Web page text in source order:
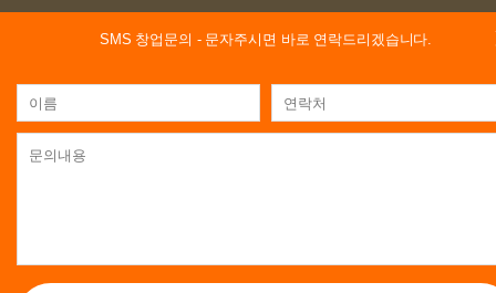
SMS 창업문의 - 문자주시면 바로 연락드리겠습니다.